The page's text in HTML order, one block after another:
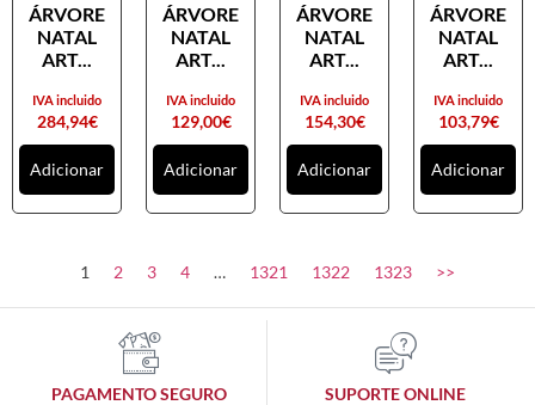
ÁRVORE
NATAL
ART...
284,94€
IVA incluido
Adicionar
ÁRVORE
NATAL
ART...
129,00€
IVA incluido
Adicionar
ÁRVORE
NATAL
ART...
154,30€
IVA incluido
Adicionar
ÁRVORE
NATAL
ART...
103,79€
IVA incluido
Adicionar
1 2 3 4 … 1321 1322 1323 >>
PAGAMENTO SEGURO SUPORTE ONLINE